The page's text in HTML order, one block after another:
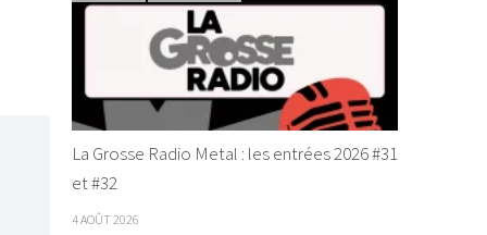
La Grosse Radio Metal : les entrées 2026 #31
et #32
4 AOÛT 2026